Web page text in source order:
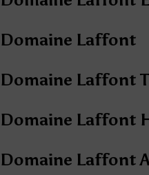
Domaine Laffont
Domaine Laffont
Domaine Laffont
Domaine Laffont